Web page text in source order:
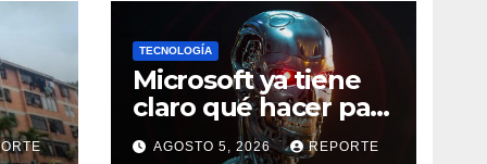
TECNOLOGÍA
Microsoft ya tiene
claro qué hacer para
evitar que la IA se
AGOSTO 5, 2026 REPORTE